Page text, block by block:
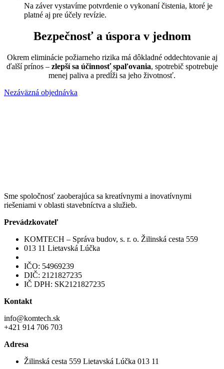
Na záver vystavíme potvrdenie o vykonaní čistenia, ktoré je
platné aj pre účely revízie.
Bezpečnosť a úspora v jednom
Okrem eliminácie požiarneho rizika má dôkladné oddechtovanie aj
ďalší prínos – zlepší sa účinnosť spaľovania, spotrebič spotrebuje
menej paliva a predĺži sa jeho životnosť.
Nezáväzná objednávka
Sme spoločnosť zaoberajúca sa kreatívnymi a inovatívnymi
riešeniami v oblasti stavebníctva a služieb.
Prevádzkovateľ
KOMTECH – Správa budov, s. r. o. Žilinská cesta 559
013 11 Lietavská Lúčka
IČO: 54969239
DIČ: 2121827235
IČ DPH: SK2121827235
Kontakt
info@komtech.sk
+421 914 706 703
Adresa
Žilinská cesta 559 Lietavská Lúčka 013 11